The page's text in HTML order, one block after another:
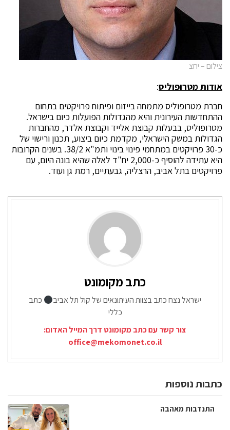
צילום – יחצ
אודות מטרופוליס:
חברת מטרופוליס מתמחה בייזום ופיתוח פרויקטים בתחום
ההתחדשות העירונית והיא מהגדולות הפועלות כיום בישראל.
מטרופוליס, בבעלות קבוצת אלייד וקבוצת אלדר, מהחברות
הגדולות במשק הישראלי, מקדמת כיום ביצוע, תכנון ורישוי של
כ-30 פרויקטים במתחמי פינוי בינוי ותמ"א 38/2. בשנים הקרובות
היא עתידה להוסיף כ-2,000 יח"ד לאלה שהיא בונה היום, עם
פרויקטים בתל אביב, הרצליה, גבעתיים, רמת גן ועוד.
כתב מקומונט
ישראל נצח כתב בצוות העיתונאים של קול תל אביב
כתב
כללי
צור קשר עם כתב מקומונט דרך המייל האדום:
office@mekomonet.co.il
כתבות נוספות
התנדבות מאהבה